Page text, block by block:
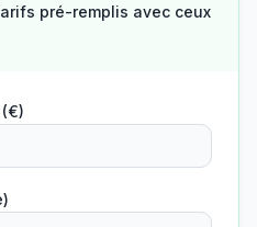
pré-remplis avec ceux